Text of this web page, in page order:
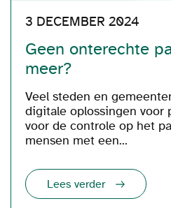
3 DECEMBER 2024
Geen onterechte
meer?
Veel steden en
digitale oplossingen voor
voor de controle op het
mensen met een...
Lees verder